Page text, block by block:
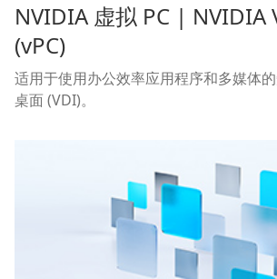
NVIDIA 虚拟 PC | NVIDIA
(vPC)
适用于使用办公效率应用程序和多媒体
桌面 (VDI)。